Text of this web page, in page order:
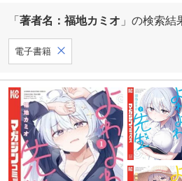
「 著者名：福地カミオ 」の検索結
電子書籍